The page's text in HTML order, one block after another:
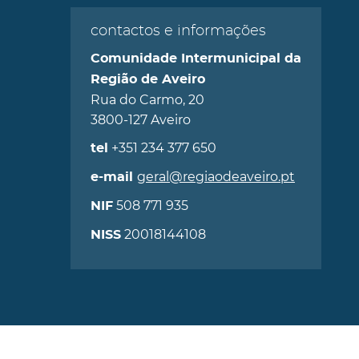
contactos e informações
Comunidade Intermunicipal da
Região de Aveiro
Rua do Carmo, 20
3800-127 Aveiro
tel +351 234 377 650
e-mail geral@regiaodeaveiro.pt
NIF508 771 935
NISS20018144108